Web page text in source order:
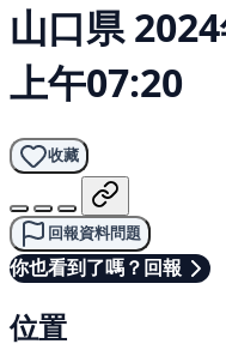
山口県
上午07:20
收藏
回報資料問題
你也看到了嗎？回報
位置